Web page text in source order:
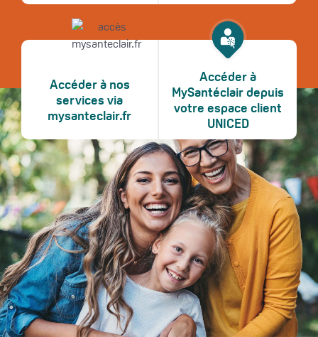
Accéder à nos
services via
mysanteclair.fr
Accéder à
MySantéclair depuis
votre espace client
UNICED